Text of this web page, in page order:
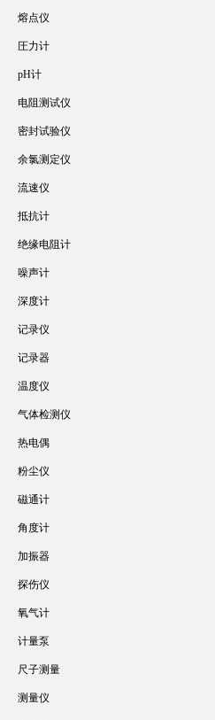
熔点仪
圧力计
pH计
电阻测试仪
密封试验仪
余氯测定仪
流速仪
抵抗计
绝缘电阻计
噪声计
深度计
记录仪
记录器
温度仪
气体检测仪
热电偶
粉尘仪
磁通计
角度计
加振器
探伤仪
氧气计
计量泵
尺子测量
测量仪